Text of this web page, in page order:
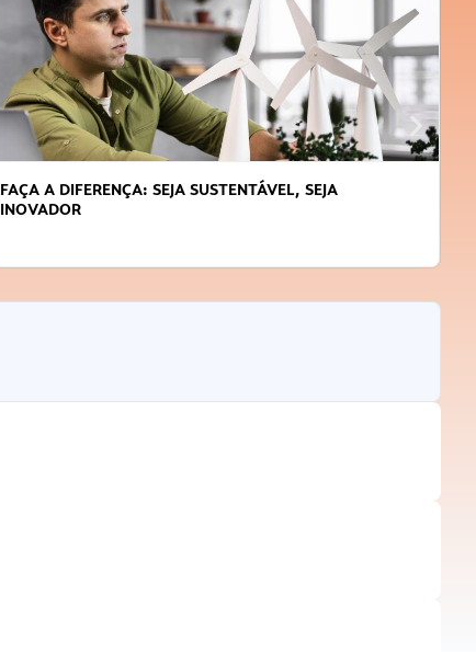
APRENDA A GERENCIAR O SEU TEMPO